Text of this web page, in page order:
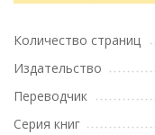
Количество страниц
Издательство
Переводчик
Серия книг